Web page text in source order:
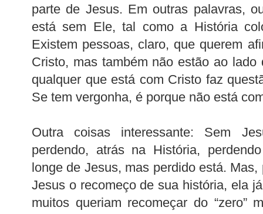
parte de Jesus. Em outras palavras,
está sem Ele, tal como a História
Existem pessoas, claro, que querem
Cristo, mas também não estão ao
qualquer que está com Cristo faz
Se tem vergonha, é porque não está
Outra coisas interessante: Sem
perdendo, atrás na História,
longe de Jesus, mas perdido está.
Jesus o recomeço de sua história, ela
muitos queriam recomeçar do “zero”